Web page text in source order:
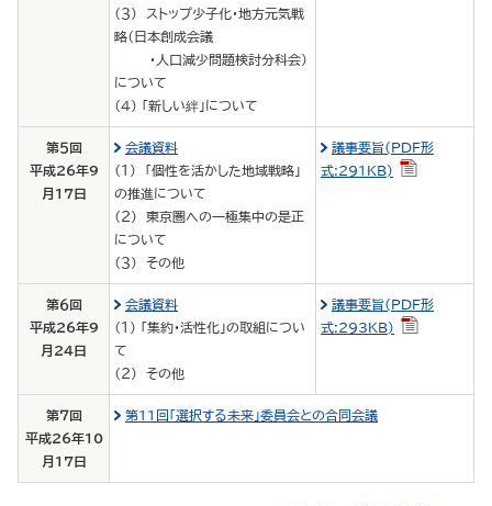
（３） ストップ少子化・地方元気戦
略（日本創成会議
・人口減少問題検討分科会）
について
（４） 「新しい絆」について
第５回
平成26年9
月17日
会議資料
（１） 「個性を活かした地域戦略」
の推進について
（２） 東京圏への一極集中の是正
について
（３） その他
議事要旨(PDF形
式:291KB)
第６回
平成26年9
月24日
会議資料
（１） 「集約・活性化」の取組につい
て
（２） その他
議事要旨(PDF形
式:293KB)
第７回
平成26年10
月17日
第11回「選択する未来」委員会との合同会議